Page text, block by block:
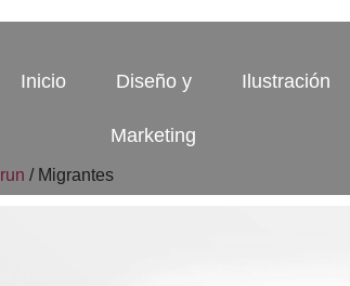
Inicio Diseño y
Marketing
Ilustración
Irun / Migrantes